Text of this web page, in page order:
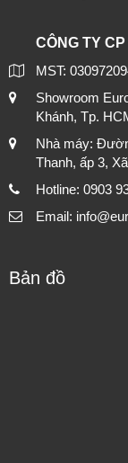
CÔNG TY
MST:
Showroom
Khánh, Tp.
Nhà máy:
Thanh, ấp 3,
Hotline: 0903
Email:
Bản đồ